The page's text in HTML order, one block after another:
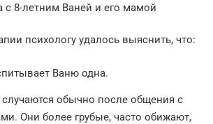
с 8-летним Ваней и его мамой
психологу удалось выяснить, что:
Ваню одна.
случаются обычно после общения с
Они более грубые, часто обижают,